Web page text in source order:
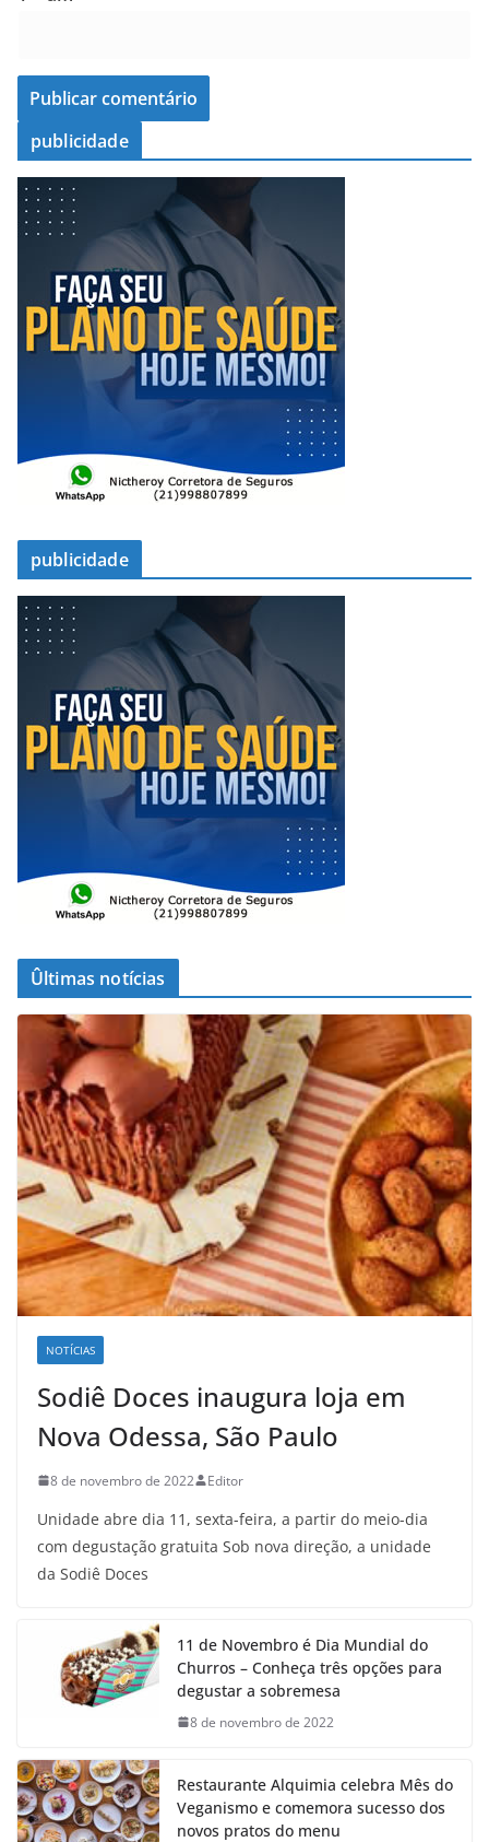
publicidade
publicidade
Ûltimas notícias
NOTÍCIAS
Sodiê Doces inaugura loja em
Nova Odessa, São Paulo
8 de novembro de 2022 Editor
Unidade abre dia 11, sexta-feira, a partir do meio-dia
com degustação gratuita Sob nova direção, a unidade
da Sodiê Doces
11 de Novembro é Dia Mundial do
Churros – Conheça três opções para
degustar a sobremesa
8 de novembro de 2022
Restaurante Alquimia celebra Mês do
Veganismo e comemora sucesso dos
novos pratos do menu